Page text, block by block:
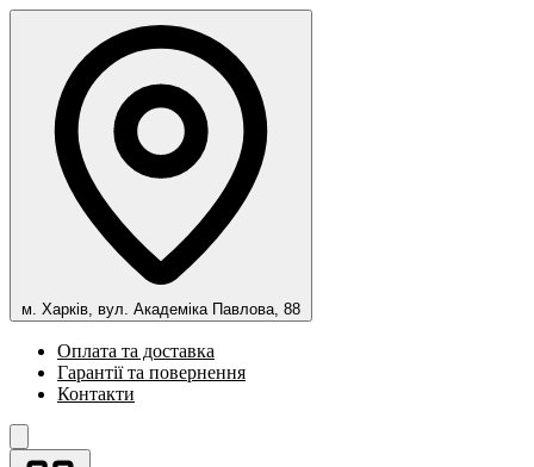
м. Харків, вул. Академіка Павлова, 88
Оплата та доставка
Гарантії та повернення
Контакти